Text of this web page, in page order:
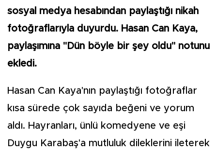
sosyal medya hesabından paylaştığı nikah
fotoğraflarıyla duyurdu. Hasan Can Kaya,
paylaşımına "Dün böyle bir şey oldu" notunu
ekledi.
Hasan Can Kaya'nın paylaştığı fotoğraflar
kısa sürede çok sayıda beğeni ve yorum
aldı. Hayranları, ünlü komedyene ve eşi
Duygu Karabaş'a mutluluk dileklerini ileterek